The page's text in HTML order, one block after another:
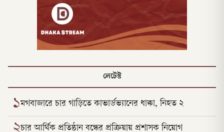
লেটেস্ট
১মগবাজারে চার গাড়িতে কাভার্ডভ্যানের ধাক্কা, নিহত ২
২চার আর্থিক প্রতিষ্ঠান বন্ধের প্রক্রিয়ায় প্রশাসক নিয়োগ